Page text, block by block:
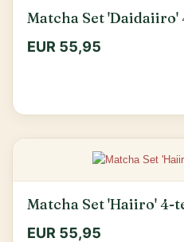
Matcha Set
EUR 55,95
Matcha Set 'Haiiro' 4-
EUR 55,95